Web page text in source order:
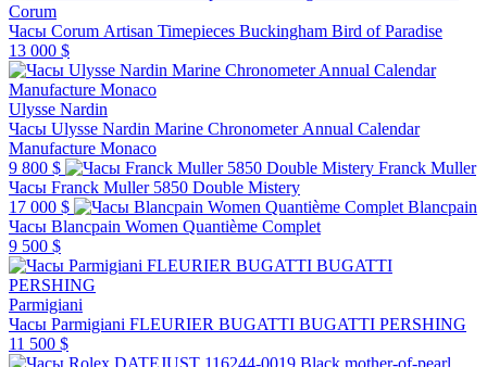
Corum
Часы Corum Artisan Timepieces Buckingham Bird of Paradise
13 000 $
Ulysse Nardin
Часы Ulysse Nardin Marine Chronometer Annual Calendar
Manufacture Monaco
9 800 $
Franck Muller
Часы Franck Muller 5850 Double Mistery
17 000 $
Blancpain
Часы Blancpain Women Quantième Complet
9 500 $
Parmigiani
Часы Parmigiani FLEURIER BUGATTI BUGATTI PERSHING
11 500 $